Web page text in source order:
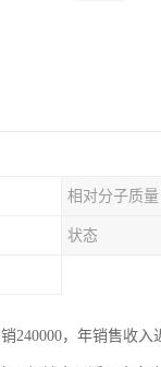
相对分子质量
状态
，年销售收